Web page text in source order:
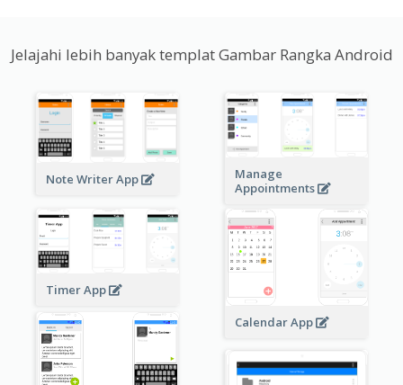
Jelajahi lebih banyak templat Gambar Rangka Android
Note Writer App
Manage
Appointments
Timer App
Calendar App